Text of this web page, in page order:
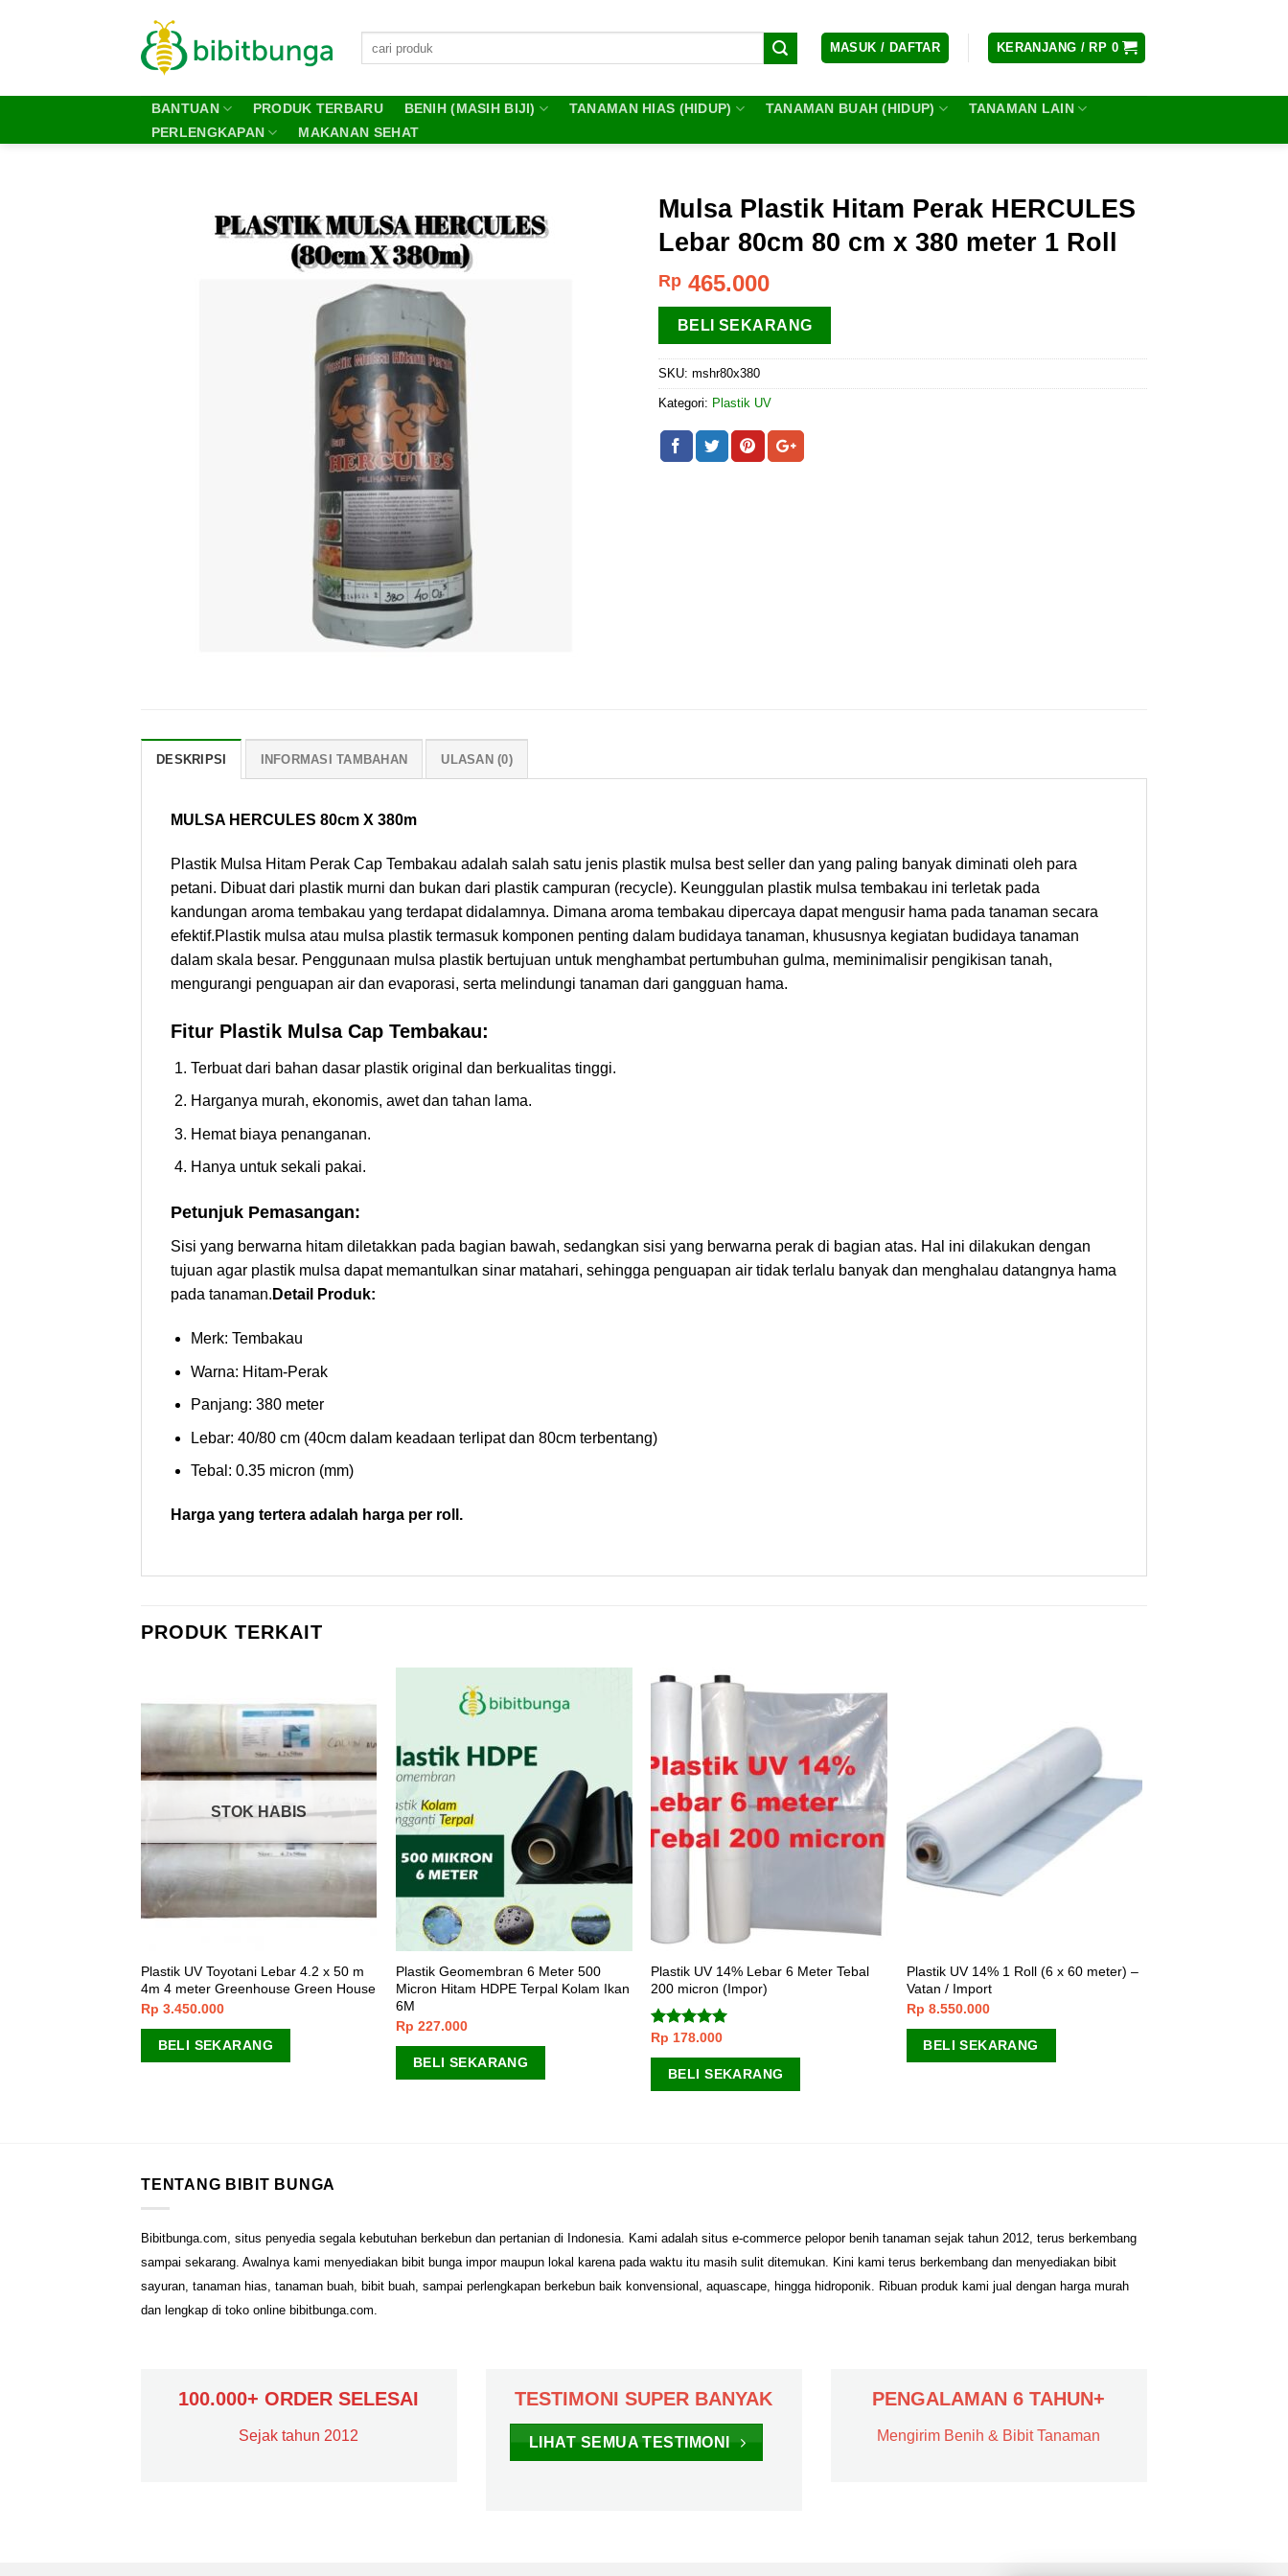
MASUK / DAFTAR KERANJANG / RP 0
BANTUAN PRODUK TERBARU BENIH (MASIH BIJI) TANAMAN HIAS (HIDUP) TANAMAN BUAH (HIDUP)
TANAMAN LAIN
PERLENGKAPAN
MAKANAN SEHAT
Mulsa Plastik Hitam Perak HERCULES
Lebar 80cm 80 cm x 380 meter 1 Roll
Rp 465.000
BELI SEKARANG
SKU: mshr80x380
Kategori: Plastik UV
DESKRIPSI INFORMASI TAMBAHAN ULASAN (0)
MULSA HERCULES 80cm X 380m
Plastik Mulsa Hitam Perak Cap Tembakau adalah salah satu jenis plastik mulsa best seller dan yang paling banyak diminati oleh para
petani. Dibuat dari plastik murni dan bukan dari plastik campuran (recycle). Keunggulan plastik mulsa tembakau ini terletak pada
kandungan aroma tembakau yang terdapat didalamnya. Dimana aroma tembakau dipercaya dapat mengusir hama pada tanaman secara
efektif.Plastik mulsa atau mulsa plastik termasuk komponen penting dalam budidaya tanaman, khususnya kegiatan budidaya tanaman
dalam skala besar. Penggunaan mulsa plastik bertujuan untuk menghambat pertumbuhan gulma, meminimalisir pengikisan tanah,
mengurangi penguapan air dan evaporasi, serta melindungi tanaman dari gangguan hama.
Fitur Plastik Mulsa Cap Tembakau:
Terbuat dari bahan dasar plastik original dan berkualitas tinggi.
Harganya murah, ekonomis, awet dan tahan lama.
Hemat biaya penanganan.
Hanya untuk sekali pakai.
Petunjuk Pemasangan:
Sisi yang berwarna hitam diletakkan pada bagian bawah, sedangkan sisi yang berwarna perak di bagian atas. Hal ini dilakukan dengan
tujuan agar plastik mulsa dapat memantulkan sinar matahari, sehingga penguapan air tidak terlalu banyak dan menghalau datangnya hama
pada tanaman. Detail Produk:
Merk: Tembakau
Warna: Hitam-Perak
Panjang: 380 meter
Lebar: 40/80 cm (40cm dalam keadaan terlipat dan 80cm terbentang)
Tebal: 0.35 micron (mm)
Harga yang tertera adalah harga per roll.
PRODUK TERKAIT
STOK HABIS
Plastik UV Toyotani Lebar 4.2 x 50 m
4m 4 meter Greenhouse Green House
Rp 3.450.000
BELI SEKARANG
Plastik Geomembran 6 Meter 500
Micron Hitam HDPE Terpal Kolam Ikan
6M
Rp 227.000
BELI SEKARANG
Plastik UV 14% Lebar 6 Meter Tebal
200 micron (Impor)
Dinilai5.00
dari 5
Rp 178.000
BELI SEKARANG
Plastik UV 14% 1 Roll (6 x 60 meter) –
Vatan / Import
Rp 8.550.000
BELI SEKARANG
TENTANG BIBIT BUNGA
Bibitbunga.com, situs penyedia segala kebutuhan berkebun dan pertanian di Indonesia. Kami adalah situs e-commerce pelopor benih tanaman sejak tahun 2012, terus berkembang
sampai sekarang. Awalnya kami menyediakan bibit bunga impor maupun lokal karena pada waktu itu masih sulit ditemukan. Kini kami terus berkembang dan menyediakan bibit
sayuran, tanaman hias, tanaman buah, bibit buah, sampai perlengkapan berkebun baik konvensional, aquascape, hingga hidroponik. Ribuan produk kami jual dengan harga murah
dan lengkap di toko online bibitbunga.com.
100.000+ ORDER SELESAI
Sejak tahun 2012
TESTIMONI SUPER BANYAK
LIHAT SEMUA TESTIMONI
PENGALAMAN 6 TAHUN+
Mengirim Benih & Bibit Tanaman